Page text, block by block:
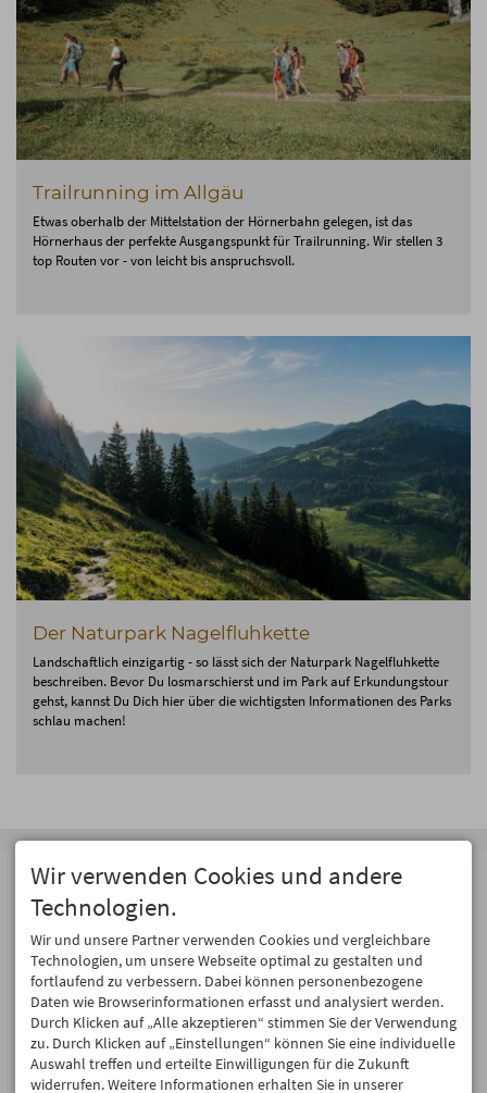
Trailrunning im Allgäu
Etwas oberhalb der Mittelstation der Hörnerbahn gelegen, ist das
Hörnerhaus der perfekte Ausgangspunkt für Trailrunning. Wir stellen 3
top Routen vor - von leicht bis anspruchsvoll.
Der Naturpark Nagelfluhkette
Landschaftlich einzigartig - so lässt sich der Naturpark Nagelfluhkette
beschreiben. Bevor Du losmarschierst und im Park auf Erkundungstour
gehst, kannst Du Dich hier über die wichtigsten Informationen des Parks
schlau machen!
Adresse
Berggasthof Hörnerhaus
Hörnerstraße 25
87538 Bolsterlang
Tel.08326 639
info@hoernerhaus.de
Wir verwenden Cookies und andere
Technologien.
Wir und unsere Partner verwenden Cookies und vergleichbare
Technologien, um unsere Webseite optimal zu gestalten und
fortlaufend zu verbessern. Dabei können personenbezogene
Daten wie Browserinformationen erfasst und analysiert werden.
Durch Klicken auf „Alle akzeptieren“ stimmen Sie der Verwendung
zu. Durch Klicken auf „Einstellungen“ können Sie eine individuelle
Auswahl treffen und erteilte Einwilligungen für die Zukunft
widerrufen. Weitere Informationen erhalten Sie in unserer